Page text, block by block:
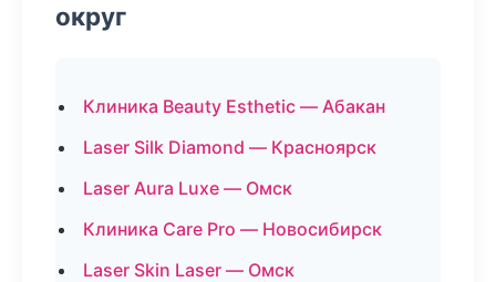
округ
Клиника Beauty Esthetic — Абакан
Laser Silk Diamond — Красноярск
Laser Aura Luxe — Омск
Клиника Care Pro — Новосибирск
Laser Skin Laser — Омск